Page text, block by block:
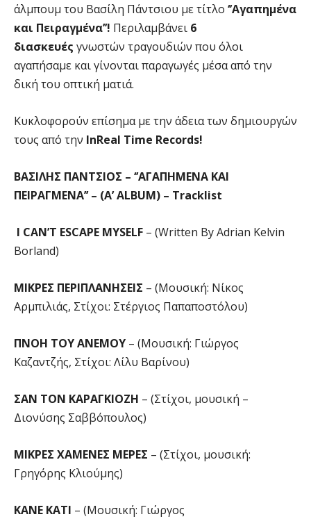
άλμπουμ του Βασίλη Πάντσιου με τίτλο ‘’Αγαπημένα
και Πειραγμένα’’! Περιλαμβάνει 6
διασκευές γνωστών τραγουδιών που όλοι
αγαπήσαμε και γίνονται παραγωγές μέσα από την
δική του οπτική ματιά.
Κυκλοφορούν επίσημα με την άδεια των δημιουργών
τους από την InReal Time Records!
ΒΑΣΙΛΗΣ ΠΑΝΤΣΙΟΣ – ‘’ΑΓΑΠΗΜΕΝΑ ΚΑΙ
ΠΕΙΡΑΓΜΕΝΑ’’ – (Α’ALBUM) – Tracklist
I CAN’T ESCAPE MYSELF – (Written By Adrian Kelvin
Borland)
ΜΙΚΡΕΣ ΠΕΡΙΠΛΑΝΗΣΕΙΣ – (Μουσική: Νίκος
Αρμπιλιάς, Στίχοι: Στέργιος Παπαποστόλου)
ΠΝΟΗ ΤΟΥ ΑΝΕΜΟΥ – (Μουσική: Γιώργος
Καζαντζής, Στίχοι: Λίλυ Βαρίνου)
ΣΑΝ ΤΟΝ ΚΑΡΑΓΚΙΟΖΗ – (Στίχοι, μουσική –
Διονύσης Σαββόπουλος)
ΜΙΚΡΕΣ ΧΑΜΕΝΕΣ ΜΕΡΕΣ – (Στίχοι, μουσική:
Γρηγόρης Κλιούμης)
ΚΑΝΕ ΚΑΤΙ – (Μουσική: Γιώργος